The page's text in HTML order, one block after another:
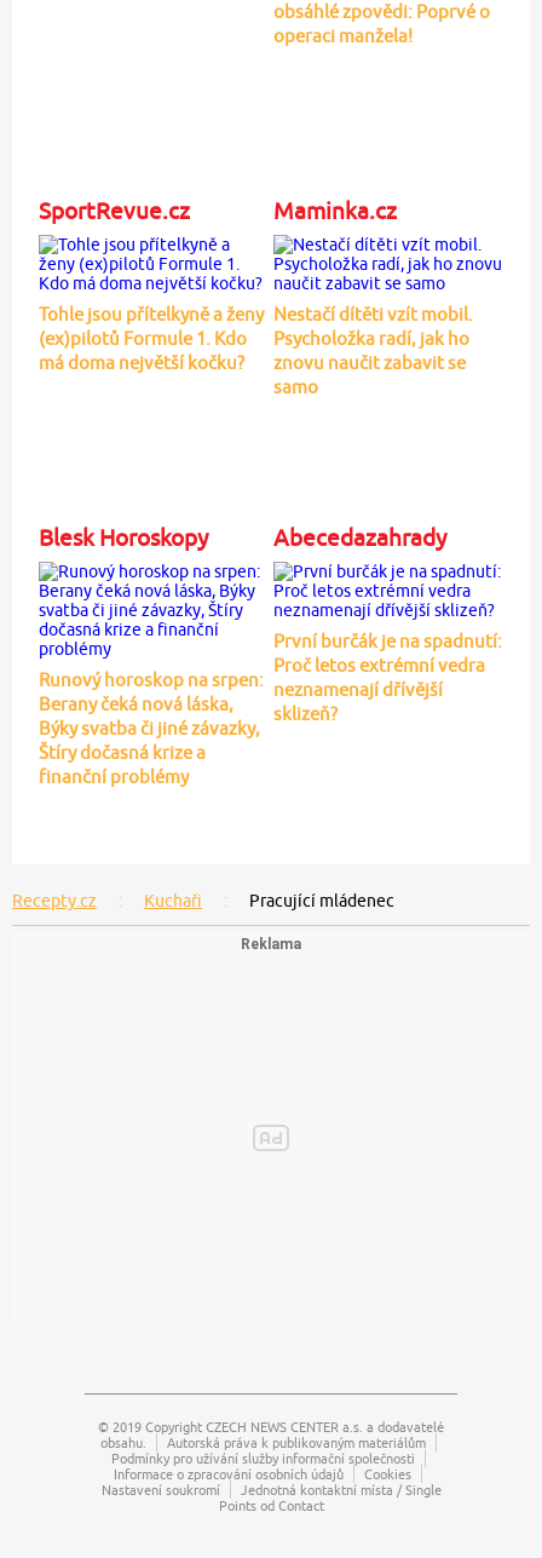
obsáhlé zpovědi: Poprvé o
operaci manžela!
SportRevue.cz
Tohle jsou přítelkyně a ženy
(ex)pilotů Formule 1. Kdo
má doma největší kočku?
Maminka.cz
Nestačí dítěti vzít mobil.
Psycholožka radí, jak ho
znovu naučit zabavit se
samo
Blesk Horoskopy
Runový horoskop na srpen:
Berany čeká nová láska,
Býky svatba či jiné závazky,
Štíry dočasná krize a
finanční problémy
Abecedazahrady
První burčák je na spadnutí:
Proč letos extrémní vedra
neznamenají dřívější
sklizeň?
Recepty.cz Kuchaři Pracující mládenec
© 2019 Copyright CZECH NEWS CENTER a.s. a dodavatelé
obsahu.
Autorská práva k publikovaným materiálům
Podmínky pro užívání služby informační společnosti
Informace o zpracování osobních údajů
Cookies
Nastavení soukromí
Jednotná kontaktní místa / Single
Points od Contact